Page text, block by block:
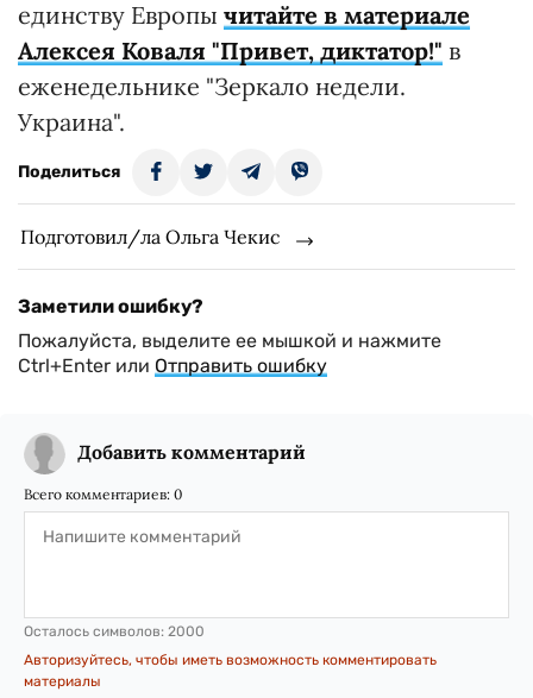
единству Европы читайте в материале
Алексея Коваля "Привет, диктатор!" в
еженедельнике "Зеркало недели.
Украина".
Поделиться
Подготовил/ла Ольга Чекис
Заметили ошибку?
Пожалуйста, выделите ее мышкой и нажмите
Ctrl+Enter или Отправить ошибку
Добавить комментарий
Всего комментариев: 0
Осталось символов: 2000
Авторизуйтесь, чтобы иметь возможность комментировать
материалы